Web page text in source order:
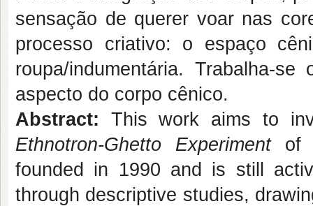
sensação de querer voar nas
processo criativo: o espaço
roupa/indumentária. Trabalha-
aspecto do corpo cênico.
Abstract: This work aims to
Ethnotron-Ghetto Experiment of
founded in 1990 and is still
through descriptive studies,